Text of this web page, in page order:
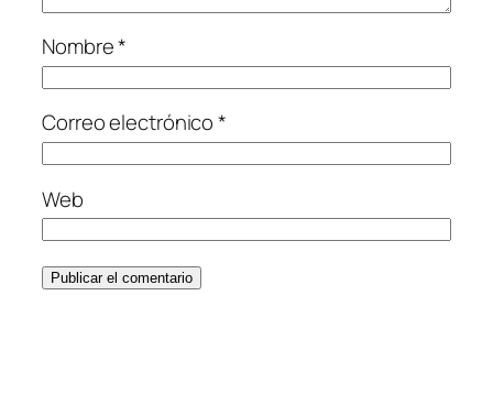
Nombre*
Correo electrónico*
Web